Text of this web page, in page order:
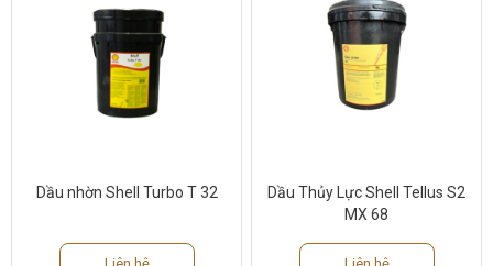
Dầu nhờn Shell Turbo T 32
Dầu Thủy Lực Shell Tellus S2
MX 68